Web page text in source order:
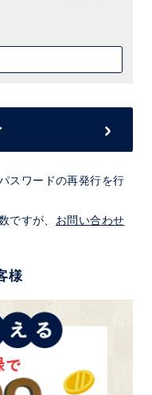
スワードの再発行を行
ですが、 お問い合わせ
様